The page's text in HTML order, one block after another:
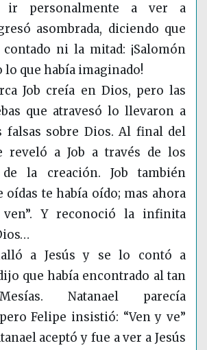
ir personalmente a ver a
asombrada, diciendo que
ni la mitad: ¡Salomón
lo que había imaginado!
Job creía en Dios, pero las
que atravesó lo llevaron a
falsas sobre Dios. Al final del
reveló a Job a través de los
de la creación. Job también
oídas te había oído; mas ahora
Y reconoció la infinita
a Jesús y se lo contó a
que había encontrado al tan
Natanael parecía
Felipe insistió: “Ven y ve”
aceptó y fue a ver a Jesús